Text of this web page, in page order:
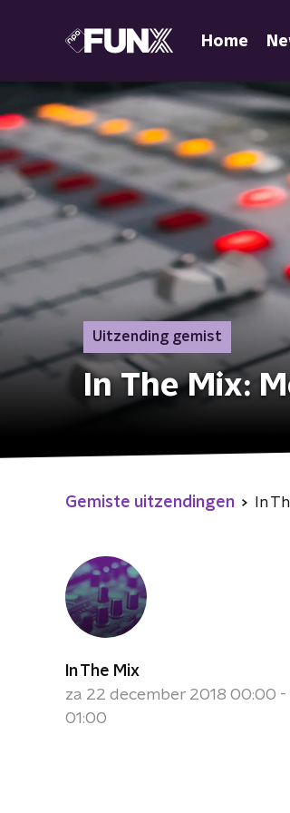
Home
Uitzending gemist
In The Mix:
Gemiste uitzendingen In
In The Mix
za 22 december 2018 00:00 -
01:00